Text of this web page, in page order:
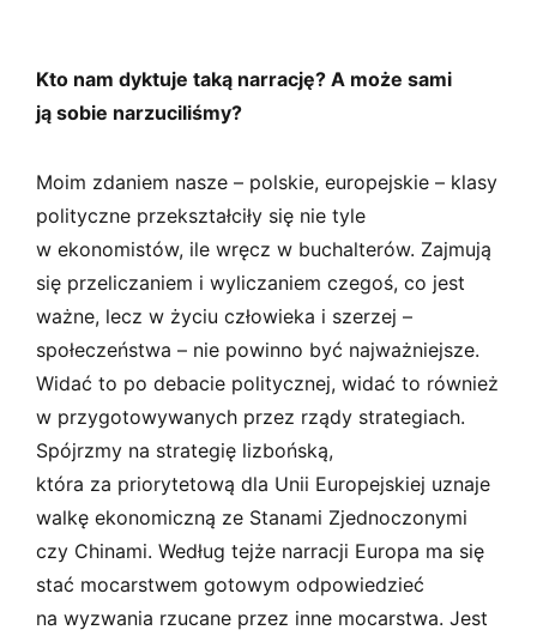
Kto nam dyktuje taką narrację? A może sami
ją sobie narzuciliśmy?
Moim zdaniem nasze – polskie, europejskie – klasy
polityczne przekształciły się nie tyle
w ekonomistów, ile wręcz w buchalterów. Zajmują
się przeliczaniem i wyliczaniem czegoś, co jest
ważne, lecz w życiu człowieka i szerzej –
społeczeństwa – nie powinno być najważniejsze.
Widać to po debacie politycznej, widać to również
w przygotowywanych przez rządy strategiach.
Spójrzmy na strategię lizbońską,
która za priorytetową dla Unii Europejskiej uznaje
walkę ekonomiczną ze Stanami Zjednoczonymi
czy Chinami. Według tejże narracji Europa ma się
stać mocarstwem gotowym odpowiedzieć
na wyzwania rzucane przez inne mocarstwa. Jest